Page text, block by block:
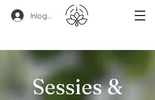
Inloggen
Sessies &